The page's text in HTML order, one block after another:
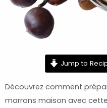
Jump to
Découvrez comment
marrons maison avec
hour